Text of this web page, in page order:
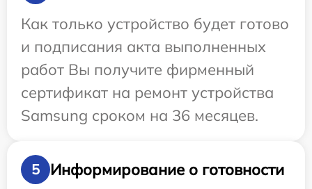
Как только устройство будет готово
и подписания акта выполненных
работ Вы получите фирменный
сертификат на ремонт устройства
Samsung сроком на 36 месяцев.
5
Информирование о готовности